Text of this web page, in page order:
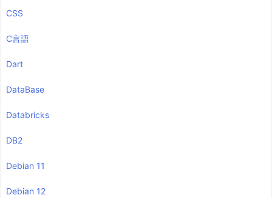
CSS
C言語
Dart
DataBase
Databricks
DB2
Debian 11
Debian 12